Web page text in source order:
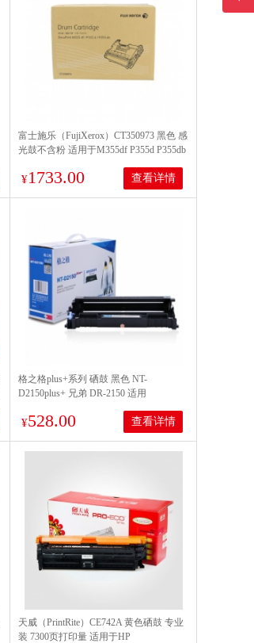
富士施乐（FujiXerox）CT350973 黑色 感
光鼓不含粉 适用于M355df P355d P355db
¥1733.00 查看详情
格之格plus+系列 硒鼓 黑色 NT-
D2150plus+ 兄弟 DR-2150 适用
2140/2150N/2170WBrotherMFC－
¥528.00 查看详情
天威（PrintRite）CE742A 黄色硒鼓 专业
装 7300页打印量 适用于HP